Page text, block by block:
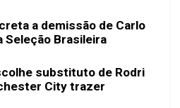
a demissão de Carlo
Seleção Brasileira
substituto de Rodri
City trazer